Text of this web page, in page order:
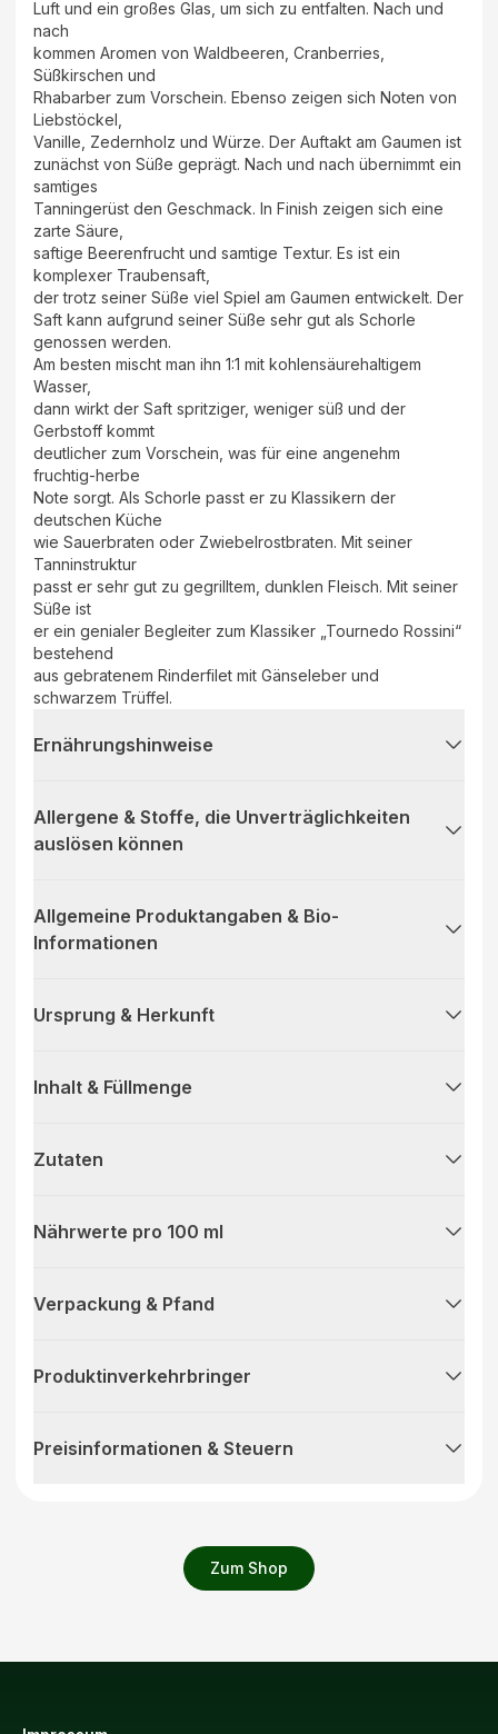
Zum Shop
Luft und ein großes Glas, um sich zu entfalten. Nach und
nach
kommen Aromen von Waldbeeren, Cranberries,
Süßkirschen und
Rhabarber zum Vorschein. Ebenso zeigen sich Noten von
Liebstöckel,
Vanille, Zedernholz und Würze. Der Auftakt am Gaumen ist
zunächst von Süße geprägt. Nach und nach übernimmt ein
samtiges
Tanningerüst den Geschmack. In Finish zeigen sich eine
zarte Säure,
saftige Beerenfrucht und samtige Textur. Es ist ein
komplexer Traubensaft,
der trotz seiner Süße viel Spiel am Gaumen entwickelt. Der
Saft kann aufgrund seiner Süße sehr gut als Schorle
genossen werden.
Am besten mischt man ihn 1:1 mit kohlensäurehaltigem
Wasser,
dann wirkt der Saft spritziger, weniger süß und der
Gerbstoff kommt
deutlicher zum Vorschein, was für eine angenehm
fruchtig-herbe
Note sorgt. Als Schorle passt er zu Klassikern der
deutschen Küche
wie Sauerbraten oder Zwiebelrostbraten. Mit seiner
Tanninstruktur
passt er sehr gut zu gegrilltem, dunklen Fleisch. Mit seiner
Süße ist
er ein genialer Begleiter zum Klassiker „Tournedo Rossini“
bestehend
aus gebratenem Rinderfilet mit Gänseleber und
schwarzem Trüffel.
Ernährungshinweise
Allergene & Stoffe, die Unverträglichkeiten
auslösen können
Allgemeine Produktangaben & Bio-
Informationen
Ursprung & Herkunft
Inhalt & Füllmenge
Zutaten
Nährwerte pro 100 ml
Verpackung & Pfand
Produktinverkehrbringer
Preisinformationen & Steuern